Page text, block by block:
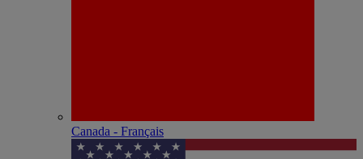
Canada - Français